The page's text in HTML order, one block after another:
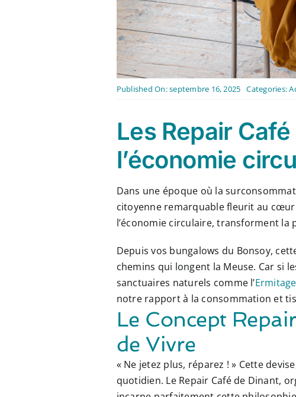
Published On: septembre 16, 2025 Categories:
Les Repair
l’économie
Dans une époque où la
citoyenne remarquable fleurit au cœur
l’économie circulaire, transforment
Depuis vos bungalows du Bonsoy,
chemins qui longent la Meuse. Car si
sanctuaires naturels comme l’
notre rapport à la consommation et
Le Concept
de Vivre
« Ne jetez plus, réparez ! » Cette
quotidien. Le Repair Café de Dinant,